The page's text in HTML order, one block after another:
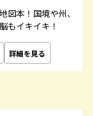
図本！国境や州、
もイキイキ！
詳細を見る